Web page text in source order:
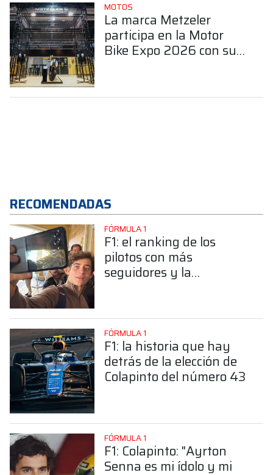
MOTOS
La marca Metzeler
participa en la Motor
Bike Expo 2026 con sus
Premium Selection
RECOMENDADAS
FÓRMULA 1
F1: el ranking de los
pilotos con más
seguidores y la
FÓRMULA 1
F1: la historia que hay
detrás de la elección de
Colapinto del número 43
FÓRMULA 1
F1: Colapinto: "Ayrton
Senna es mi ídolo y mi